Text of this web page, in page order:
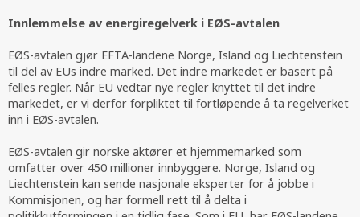
Innlemmelse av energiregelverk i EØS-avtalen
EØS-avtalen gjør EFTA-landene Norge, Island og Liechtenstein
til del av EUs indre marked. Det indre markedet er basert på
felles regler. Når EU vedtar nye regler knyttet til det indre
markedet, er vi derfor forpliktet til fortløpende å ta regelverket
inn i EØS-avtalen.
EØS-avtalen gir norske aktører et hjemmemarked som
omfatter over 450 millioner innbyggere. Norge, Island og
Liechtenstein kan sende nasjonale eksperter for å jobbe i
Kommisjonen, og har formell rett til å delta i